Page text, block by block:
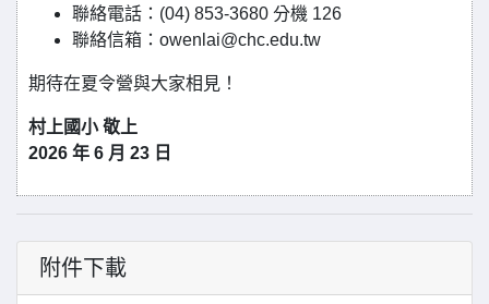
聯絡電話：(04) 853-3680 分機 126
聯絡信箱：owenlai@chc.edu.tw
期待在夏令營與大家相見！
村上國小 敬上
2026 年 6 月 23 日
附件下載